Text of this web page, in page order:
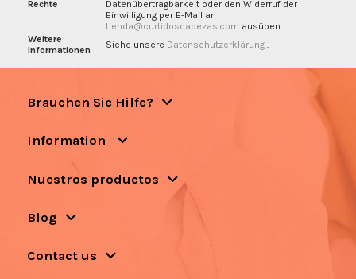
Rechte
Datenübertragbarkeit oder den Widerruf der
Einwilligung per E-Mail an
tienda@curtidoscabezas.com ausüben.
Weitere
Informationen
Siehe unsere Datenschutzerklärung
Brauchen Sie Hilfe?
Information
Nuestros productos
Blog
Contact us